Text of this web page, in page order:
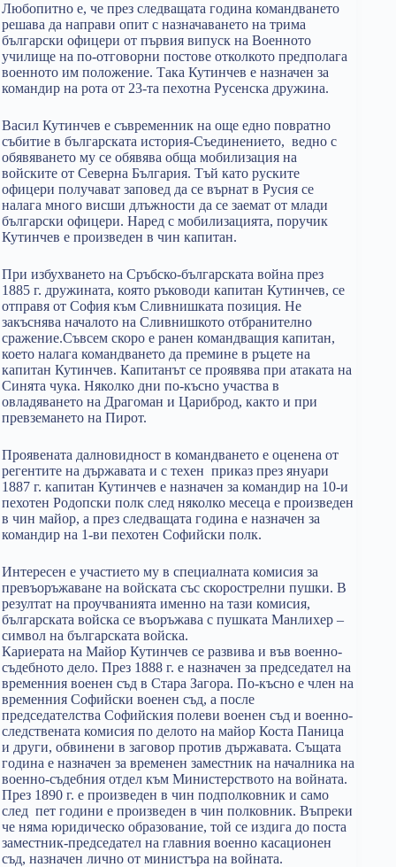
Любопитно е, че през следващата година командването
решава да направи опит с назначаването на трима
български офицери от първия випуск на Военното
училище на по-отговорни постове отколкото предполага
военното им положение. Така Кутинчев е назначен за
командир на рота от 23-та пехотна Русенска дружина.
Васил Кутинчев е съвременник на още едно повратно
събитие в българската история-Съединението, ведно с
обявяването му се обявява обща мобилизация на
войските от Северна България. Тъй като руските
офицери получават заповед да се върнат в Русия се
налага много висши длъжности да се заемат от млади
български офицери. Наред с мобилизацията, поручик
Кутинчев е произведен в чин капитан.
При избухването на Сръбско-българската война през
1885 г. дружината, която ръководи капитан Кутинчев, се
отправя от София към Сливнишката позиция. Не
закъснява началото на Сливнишкото отбранително
сражение.Съвсем скоро е ранен командващия капитан,
което налага командването да премине в ръцете на
капитан Кутинчев. Капитанът се проявява при атаката на
Синята чука. Няколко дни по-късно участва в
овладяването на Драгоман и Цариброд, както и при
превземането на Пирот.
Проявената далновидност в командването е оценена от
регентите на държавата и с техен приказ през януари
1887 г. капитан Кутинчев е назначен за командир на 10-и
пехотен Родопски полк след няколко месеца е произведен
в чин майор, а през следващата година е назначен за
командир на 1-ви пехотен Софийски полк.
Интересен е участието му в специалната комисия за
превъоръжаване на войската със скорострелни пушки. В
резултат на проучванията именно на тази комисия,
българската войска се въоръжава с пушката Манлихер –
символ на българската войска.
Кариерата на Майор Кутинчев се развива и във военно-
съдебното дело. През 1888 г. е назначен за председател на
временния военен съд в Стара Загора. По-късно е член на
временния Софийски военен съд, а после
председателства Софийския полеви военен съд и военно-
следствената комисия по делото на майор Коста Паница
и други, обвинени в заговор против държавата. Същата
година е назначен за временен заместник на началника на
военно-съдебния отдел към Министерството на войната.
През 1890 г. е произведен в чин подполковник и само
след пет години е произведен в чин полковник. Въпреки
че няма юридическо образование, той се издига до поста
заместник-председател на главния военно касационен
съд, назначен лично от министъра на войната.